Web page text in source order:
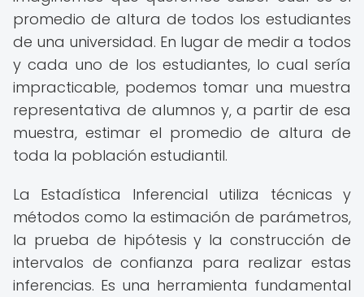
promedio de altura de todos los estudiantes
de una universidad. En lugar de medir a todos
y cada uno de los estudiantes, lo cual sería
impracticable, podemos tomar una muestra
representativa de alumnos y, a partir de esa
muestra, estimar el promedio de altura de
toda la población estudiantil.
La Estadística Inferencial utiliza técnicas y
métodos como la estimación de parámetros,
la prueba de hipótesis y la construcción de
intervalos de confianza para realizar estas
inferencias. Es una herramienta fundamental